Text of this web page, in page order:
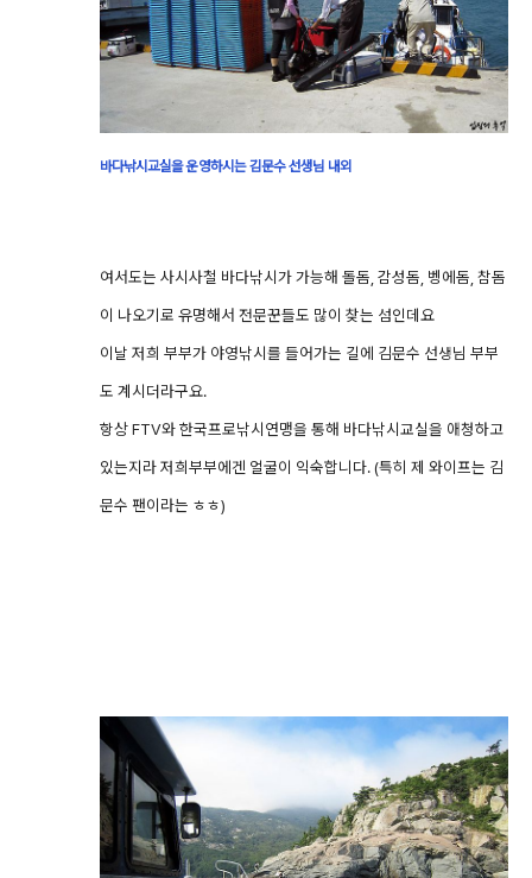
바다낚시교실을 운영하시는 김문수 선생님 내외
여서도는 사시사철 바다낚시가 가능해 돌돔, 감성돔, 벵에돔, 참돔
이 나오기로 유명해서 전문꾼들도 많이 찾는 섬인데요
이날 저희 부부가 야영낚시를 들어가는 길에 김문수 선생님 부부
도 계시더라구요.
항상 FTV와 한국프로낚시연맹을 통해 바다낚시교실을 애청하고
있는지라 저희부부에겐 얼굴이 익숙합니다. (특히 제 와이프는 김
문수 팬이라는 ㅎㅎ)